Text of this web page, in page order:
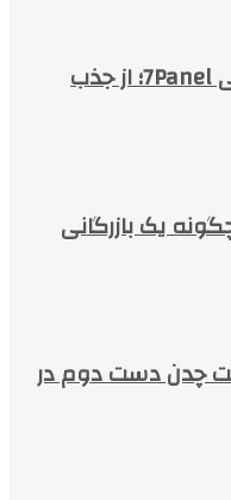
خدمات شبکه‌های اجتماعی 7Panel؛ از جذب
در سال ۱۴۰۴؛ چگونه یک بازرگانی
چدن دست دوم در